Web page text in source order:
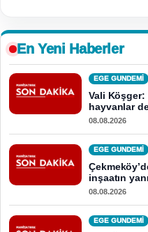
En Yeni Haberler
EGE GUNDEMİ
Vali Köşger:
hayvanlar
08.08.2026
EGE GUNDEMİ
inşaatın
08.08.2026
EGE GUNDEMİ